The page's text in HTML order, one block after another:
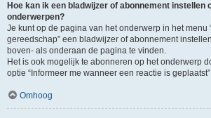
Hoe kan ik een bladwijzer of abonnement instellen
onderwerpen?
Je kunt op de pagina van het onderwerp in het menu
gereedschap” een bladwijzer of abonnement
boven- als onderaan de pagina te vinden.
Het is ook mogelijk te abonneren op het onderwerp
optie “Informeer me wanneer een reactie is
Omhoog